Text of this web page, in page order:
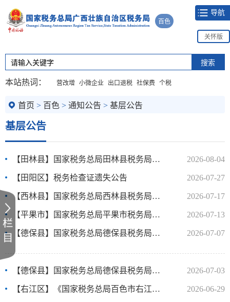
百色
导航
关怀版
本站热词： 营改增 小微企业 出口退税 社保费 个税
首页 > 百色 > 通知公告 > 基层公告
基层公告
2026-08-04
【田林县】国家税务总局田林县税务局文书送达公告
2026-07-27
【田阳区】税务检查证遗失公告
2026-07-17
【西林县】国家税务总局西林县税务局山体滑坡治理工程项目施工合同公告
2026-07-13
【平果市】国家税务总局平果市税务局2026年9月政府采购意向
2026-07-07
【德保县】国家税务总局德保县税务局2026年度物业管理服务采购项目（YZLBS2026-C3-0..
2026-07-03
【德保县】国家税务总局德保县税务局关于送达广西德保恒远房地产开发有限公司《税务..
2026-06-29
【右江区】《国家税务总局百色市右江区税务局物业管理服务项目采购合同》补充协议